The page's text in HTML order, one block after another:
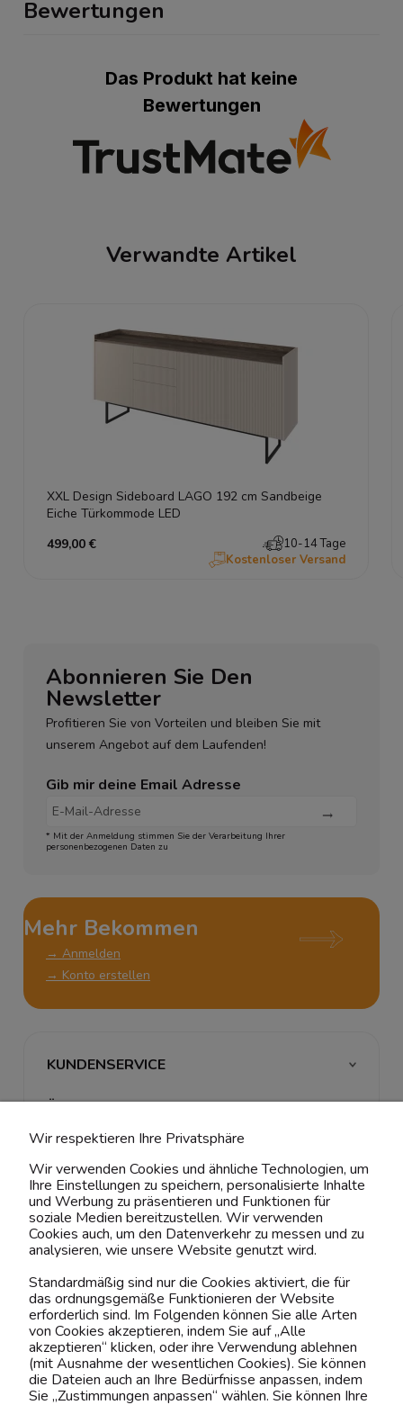
Bewertungen
Das Produkt hat keine
Bewertungen
Verwandte Artikel
XXL Design Sideboard LAGO 192 cm Sandbeige
Eiche Türkommode LED
499,00 €
10-14 Tage
Kostenloser Versand
Abonnieren Sie Den
Newsletter
Profitieren Sie von Vorteilen und bleiben Sie mit
unserem Angebot auf dem Laufenden!
Gib mir deine Email Adresse
* Mit der Anmeldung stimmen Sie der Verarbeitung Ihrer
personenbezogenen Daten zu
Mehr Bekommen
→ Anmelden
→ Konto erstellen
Kontaktiere uns!
0151 12200811
shop@yourhouse24.eu
Mo. - Fr. 07:00-15:00
KUNDENSERVICE
ÜBER UNS & RECHTLICHES
MEIN ACCOUNT
BELIEBTE KATEGORIEN
Wir respektieren Ihre Privatsphäre
Wir verwenden Cookies und ähnliche Technologien, um
Ihre Einstellungen zu speichern, personalisierte Inhalte
und Werbung zu präsentieren und Funktionen für
soziale Medien bereitzustellen. Wir verwenden
Cookies auch, um den Datenverkehr zu messen und zu
analysieren, wie unsere Website genutzt wird.
Standardmäßig sind nur die Cookies aktiviert, die für
das ordnungsgemäße Funktionieren der Website
erforderlich sind. Im Folgenden können Sie alle Arten
von Cookies akzeptieren, indem Sie auf „Alle
akzeptieren“ klicken, oder ihre Verwendung ablehnen
(mit Ausnahme der wesentlichen Cookies). Sie können
die Dateien auch an Ihre Bedürfnisse anpassen, indem
Sie „Zustimmungen anpassen“ wählen. Sie können Ihre